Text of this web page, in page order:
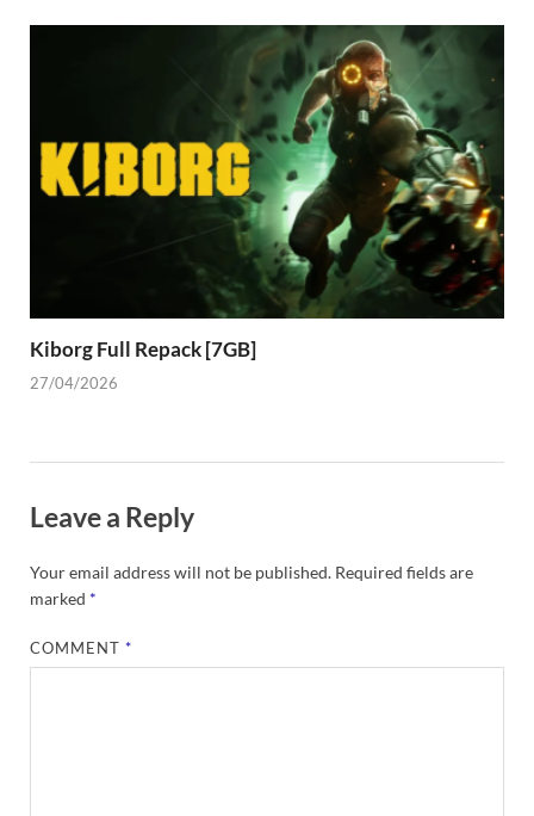
Kiborg Full Repack [7GB]
27/04/2026
Leave a Reply
Your email address will not be published. Required fields are
marked *
COMMENT*